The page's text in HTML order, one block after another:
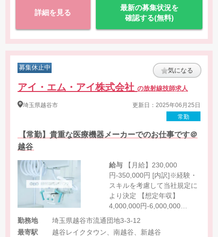
詳細を見る
最新の募集状況を
確認する(無料)
募集休止中 気になる
アイ・エム・アイ株式会社の放射線技師求人
埼玉県越谷市
更新日：2025年06月25日
常勤
【常勤】貴重な医療機器メーカーでのお仕事です＠
越谷
給与
円-350,000円 [内訳]※経験・
スキルを考慮して当社規定に
より決定 【想定年収】
4,000,000円-6,000,000
円 ［その他手当］ 残
業・休日出勤手当 : 実働支給
勤務地
埼玉県越谷市流通団地3-3-12
最寄駅
越谷レイクタウン、南越谷、新越谷